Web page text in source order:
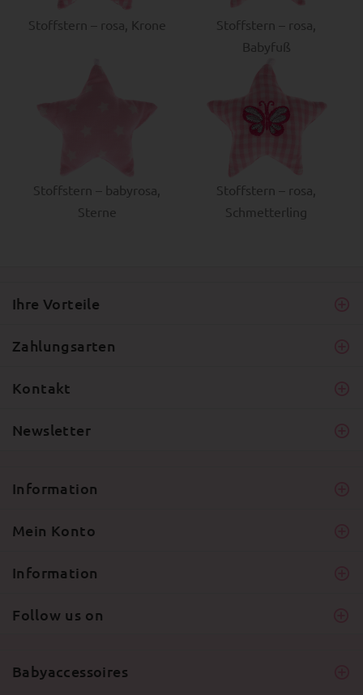
Stoffstern – rosa, Krone
Stoffstern – rosa,
Babyfuß
Stoffstern – babyrosa,
Sterne
Stoffstern – rosa,
Schmetterling
Ihre Vorteile
Zahlungsarten
Kontakt
Newsletter
Information
Mein Konto
Information
Follow us on
Babyaccessoires